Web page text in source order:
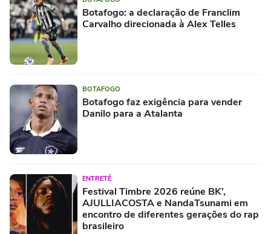
Botafogo: a declaração de Franclim
Carvalho direcionada à Alex Telles
BOTAFOGO
Botafogo faz exigência para vender
Danilo para a Atalanta
ENTRETÊ
Festival Timbre 2026 reúne BK’,
AJULLIACOSTA e NandaTsunami em
encontro de diferentes gerações do rap
brasileiro